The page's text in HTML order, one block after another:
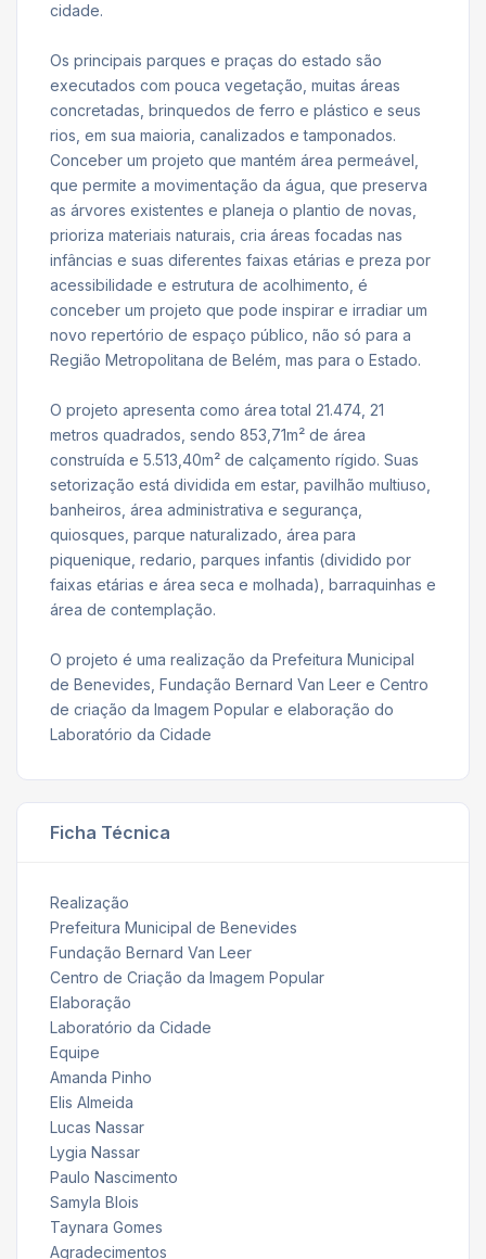
cidade.
Os principais parques e praças do estado são
executados com pouca vegetação, muitas áreas
concretadas, brinquedos de ferro e plástico e seus
rios, em sua maioria, canalizados e tamponados.
Conceber um projeto que mantém área permeável,
que permite a movimentação da água, que preserva
as árvores existentes e planeja o plantio de novas,
prioriza materiais naturais, cria áreas focadas nas
infâncias e suas diferentes faixas etárias e preza por
acessibilidade e estrutura de acolhimento, é
conceber um projeto que pode inspirar e irradiar um
novo repertório de espaço público, não só para a
Região Metropolitana de Belém, mas para o Estado.
O projeto apresenta como área total 21.474, 21
metros quadrados, sendo 853,71m² de área
construída e 5.513,40m² de calçamento rígido. Suas
setorização está dividida em estar, pavilhão multiuso,
banheiros, área administrativa e segurança,
quiosques, parque naturalizado, área para
piquenique, redario, parques infantis (dividido por
faixas etárias e área seca e molhada), barraquinhas e
área de contemplação.
O projeto é uma realização da Prefeitura Municipal
de Benevides, Fundação Bernard Van Leer e Centro
de criação da Imagem Popular e elaboração do
Laboratório da Cidade
Ficha Técnica
Realização
Prefeitura Municipal de Benevides
Fundação Bernard Van Leer
Centro de Criação da Imagem Popular
Elaboração
Laboratório da Cidade
Equipe
Amanda Pinho
Elis Almeida
Lucas Nassar
Lygia Nassar
Paulo Nascimento
Samyla Blois
Taynara Gomes
Agradecimentos